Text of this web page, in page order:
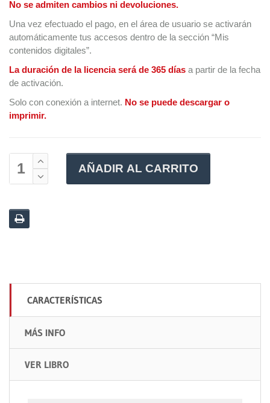
No se admiten cambios ni devoluciones.
Una vez efectuado el pago, en el área de usuario se activarán
automáticamente tus accesos dentro de la sección “Mis
contenidos digitales”.
La duración de la licencia será de 365 días a partir de la fecha
de activación.
Solo con conexión a internet. No se puede descargar o
imprimir.
AÑADIR AL CARRITO
CARACTERÍSTICAS
MÁS INFO
VER LIBRO